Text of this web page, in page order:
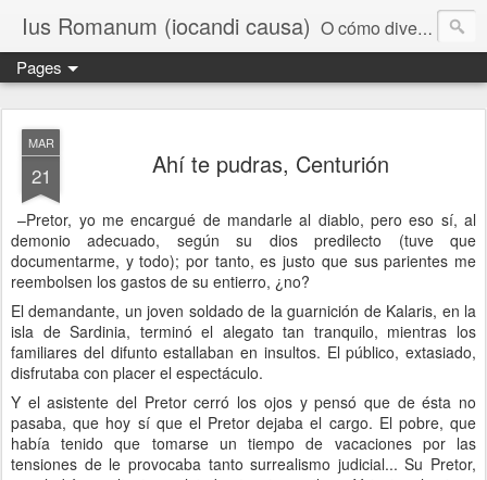
Ius Romanum (iocandi causa) O cómo divertirse con el Derecho Romano
Pages
MAR
21 Ahí te pudras, Centurión
–Pretor, yo me encargué de mandarle al diablo, pero eso sí, al
demonio adecuado, según su dios predilecto (tuve que
documentarme, y todo); por tanto, es justo que sus parientes me
reembolsen los gastos de su entierro, ¿no?
El demandante, un joven soldado de la guarnición de Kalaris, en la
isla de Sardinia, terminó el alegato tan tranquilo, mientras los
familiares del difunto estallaban en insultos. El público, extasiado,
disfrutaba con placer el espectáculo.
Y el asistente del Pretor cerró los ojos y pensó que de ésta no
pasaba, que hoy sí que el Pretor dejaba el cargo. El pobre, que
había tenido que tomarse un tiempo de vacaciones por las
tensiones de le provocaba tanto surrealismo judicial... Su Pretor,